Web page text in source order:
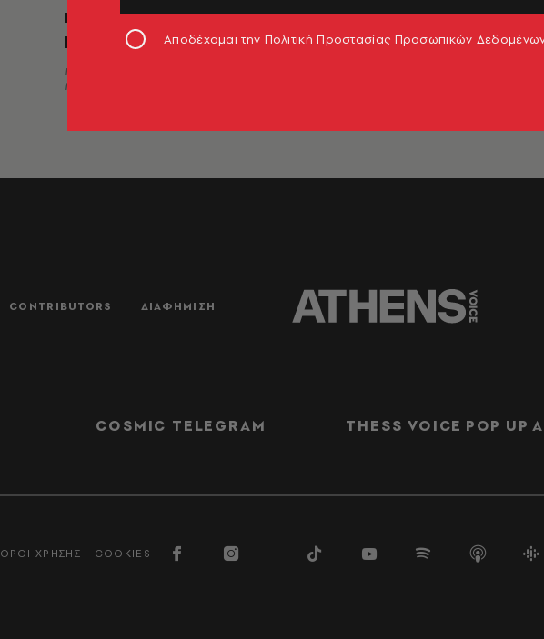
Κάτι κρυφό
μυστήριο
Καρολίνα
Μέρμηγκα
Ο έλληνας
γιατρός
Συγγενής
CONTRIBUTORS ΔΙΑΦΗΜΙΣΗ
COSMIC TELEGRAM THESS VOICE POP UP
ΟΡΟΙ ΧΡΗΣΗΣ - COOKIES
Αποδέχομαι την Πολιτική Προστασίας Προσωπικών